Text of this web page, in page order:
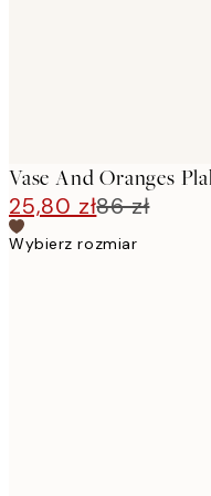
Vase And Oranges
25,80 zł86 zł
Wybierz rozmiar